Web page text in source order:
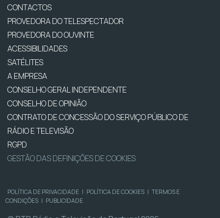
CONTACTOS
PROVEDORA DO TELESPECTADOR
PROVEDORA DO OUVINTE
ACESSIBILIDADES
SATÉLITES
A EMPRESA
CONSELHO GERAL INDEPENDENTE
CONSELHO DE OPINIÃO
CONTRATO DE CONCESSÃO DO SERVIÇO PÚBLICO DE
RÁDIO E TELEVISÃO
RGPD
GESTÃO DAS DEFINIÇÕES DE COOKIES
POLÍTICA DE PRIVACIDADE | POLÍTICA DE COOKIES | TERMOS E
CONDIÇÕES | PUBLICIDADE